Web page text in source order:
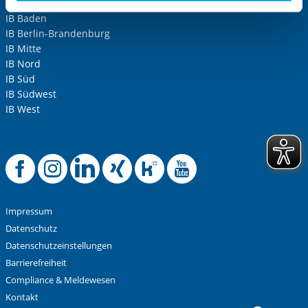
aufgerufenen und somit gewünschten Website-
berechtigter Interessen und daher unabhängig von einer
Einwilligung.
IB Baden
IB Berlin-Brandenburg
IB Mitte
IB Nord
IB Süd
IB Südwest
IB West
Offizielle
Offizielle
Offizielle
Offizielle
Offizielle
Impressum
Datenschutz
Datenschutzeinstellungen
Barrierefreiheit
Compliance & Meldewesen
Kontakt